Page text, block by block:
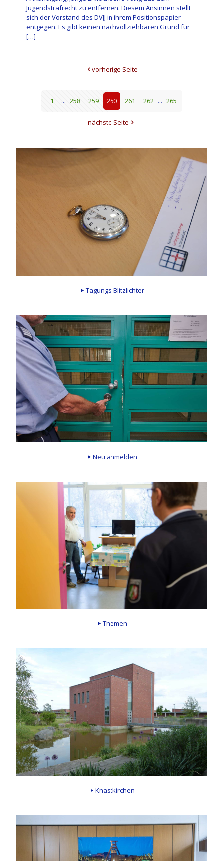
Jugendstrafrecht zu entfernen. Diesem Ansinnen stellt
sich der Vorstand des DVJJ in ihrem Positionspapier
entgegen. Es gibt keinen nachvollziehbaren Grund für
[…]
vorherige Seite
1 ... 258 259 260 261 262 ... 265
nächste Seite
Tagungs-Blitzlichter
Neu anmelden
Themen
Knastkirchen